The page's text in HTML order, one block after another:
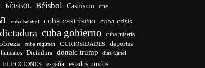
bÉISBOL Béisbol Castrismo cine
cuba béisbol cuba castrismo cuba crisis
cuba gobierno cuba miseria
cuba régimen CURIOSIDADES deportes
Dictadura donald trump díaz Canel
ELECCIONES españa estados unidos